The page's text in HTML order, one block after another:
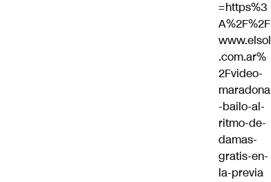
=https%3
A%2F%2F
www.elsol
.com.ar%
2Fvideo-
maradona
-bailo-al-
ritmo-de-
damas-
gratis-en-
la-previa